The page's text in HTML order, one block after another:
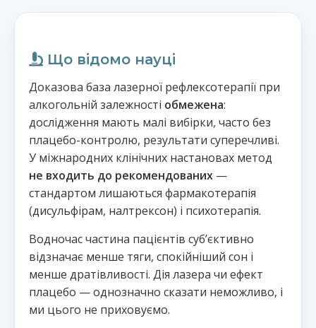
Що відомо науці
Доказова база лазерної рефлексотерапії при
алкогольній залежності обмежена:
дослідження мають малі вибірки, часто без
плацебо-контролю, результати суперечливі.
У міжнародних клінічних настановах метод
не входить до рекомендованих —
стандартом лишаються фармакотерапія
(дисульфірам, налтрексон) і психотерапія.
Водночас частина пацієнтів субʼєктивно
відзначає менше тяги, спокійніший сон і
менше дратівливості. Дія лазера чи ефект
плацебо — однозначно сказати неможливо, і
ми цього не приховуємо.